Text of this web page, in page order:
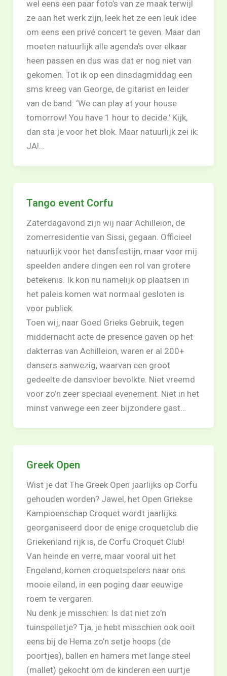
wel eens een paar foto’s van ze maak terwijl
ze aan het werk zijn, leek het ze een leuk idee
om eens een privé concert te geven. Maar dan
moeten natuurlijk alle agenda’s over elkaar
heen passen en dus was dat er nog niet van
gekomen. Tot ik op een dinsdagmiddag een
sms kreeg van George, de gitarist en leider
van de band: ‘We can play at your house
tomorrow! You have 1 hour to decide.’ Kijk,
dan sta je voor het blok. Maar natuurlijk zei ik:
JA!…
Tango event Corfu
Zaterdagavond zijn wij naar Achilleion, de
zomerresidentie van Sissi, gegaan. Officieel
natuurlijk voor het dansfestijn, maar voor mij
speelden andere dingen een rol van grotere
betekenis. Ik kon nu namelijk op plaatsen in
het paleis komen wat normaal gesloten is
voor publiek.
Toen wij, naar Goed Grieks Gebruik, tegen
middernacht acte de presence gaven op het
dakterras van Achilleion, waren er al 200+
dansers aanwezig, waarvan een groot
gedeelte de dansvloer bevolkte. Niet vreemd
voor zo’n zeer speciaal evenement. Niet in het
minst vanwege een zeer bijzondere gast…
Greek Open
Wist je dat The Greek Open jaarlijks op Corfu
gehouden worden? Jawel, het Open Griekse
Kampioenschap Croquet wordt jaarlijks
georganiseerd door de enige croquetclub die
Griekenland rijk is, de Corfu Croquet Club!
Van heinde en verre, maar vooral uit het
Engeland, komen croquetspelers naar ons
mooie eiland, in een poging daar eeuwige
roem te vergaren.
Nu denk je misschien: Is dat niet zo’n
tuinspelletje? Tja, je hebt misschien ook ooit
eens bij de Hema zo’n setje hoops (de
poortjes), ballen en hamers met lange steel
(mallet) gekocht om de kinderen een uurtje